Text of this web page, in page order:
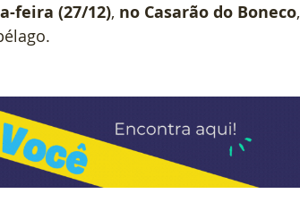
feira (27/12), no Casarão do Boneco,